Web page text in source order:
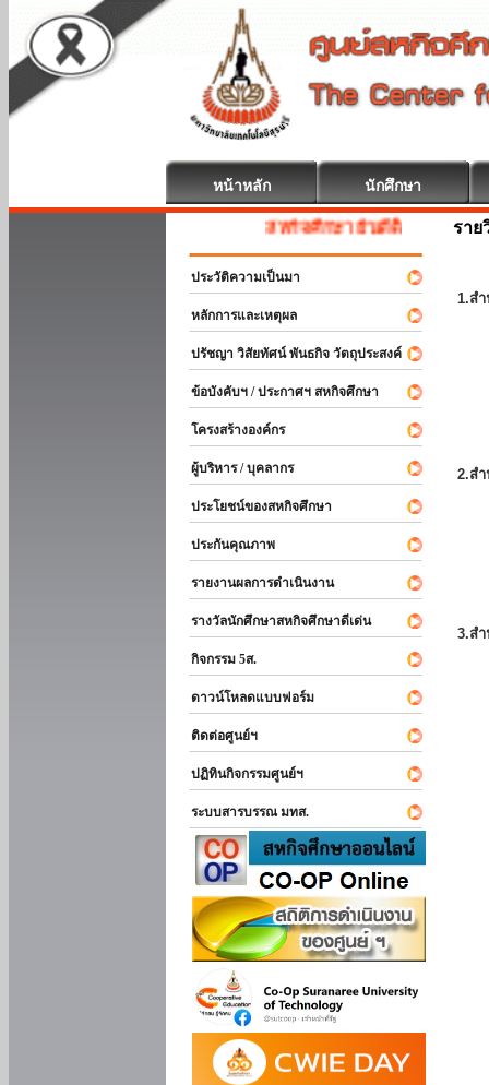
หน้าหลัก นักศึกษา
สหกิจศึกษา ยินดีต้อนรับ
ประวัติความเป็นมา
หลักการและเหตุผล
ปรัชญา วิสัยทัศน์ พันธกิจ วัตถุประสงค์
ข้อบังคับฯ / ประกาศฯ สหกิจศึกษา
โครงสร้างองค์กร
ผู้บริหาร / บุคลากร
ประโยชน์ของสหกิจศึกษา
ประกันคุณภาพ
รายงานผลการดำเนินงาน
รางวัลนักศึกษาสหกิจศึกษาดีเด่น
กิจกรรม 5ส.
ดาวน์โหลดแบบฟอร์ม
ติดต่อศูนย์ฯ
ปฏิทินกิจกรรมศูนย์ฯ
ระบบสารบรรณ มทส.
ราย
1.ส
2.ส
3.ส